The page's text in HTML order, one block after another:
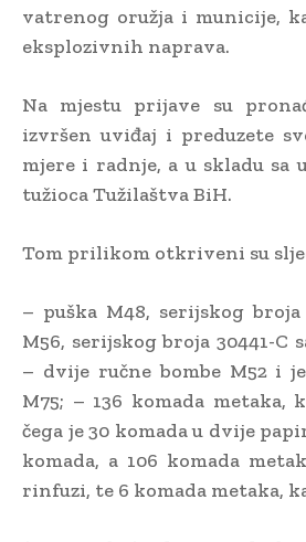
vatrenog oružja i municije,
eksplozivnih naprava.
Na mjestu prijave su
izvršen uviđaj i preduzete
mjere i radnje, a u skladu sa
tužioca Tužilaštva BiH.
Tom prilikom otkriveni su
– puška M48, serijskog
M56, serijskog broja 30441-C
– dvije ručne bombe M52 i
M75; – 136 komada metaka,
čega je 30 komada u dvije
komada, a 106 komada
rinfuzi, te 6 komada metaka,